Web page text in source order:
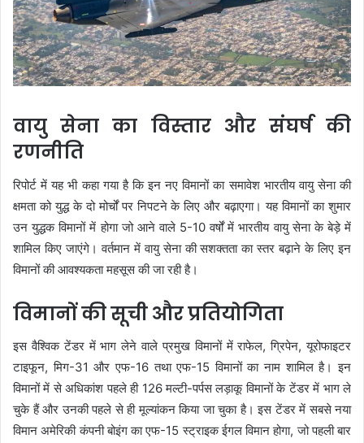
वायु सेना का विस्तार और संघर्ष की
रणनीति
रिपोर्ट में यह भी कहा गया है कि इन नए विमानों का समावेश भारतीय वायु सेना की
क्षमता को युद्ध के दो मोर्चों पर निपटने के लिए और बढ़ाएगा। यह विमानों का शुमार
उन युद्धक विमानों में होगा जो आने वाले 5-10 वर्षों में भारतीय वायु सेना के बेड़े में
शामिल किए जाएंगे। वर्तमान में वायु सेना की सशक्तता का स्तर बढ़ाने के लिए इन
विमानों की आवश्यकता महसूस की जा रही है।
विमानों की सूची और प्रतियोगिता
इस वैश्विक टेंडर में भाग लेने वाले प्रमुख विमानों में राफेल, ग्रिपेन, यूरोफाइटर
टाइफून, मिग-31 और एफ-16 तथा एफ-15 विमानों का नाम शामिल है। इन
विमानों में से अधिकांश पहले ही 126 मल्टी-पर्पस लड़ाकू विमानों के टेंडर में भाग ले
चुके हैं और उनकी पहले से ही मूल्यांकन किया जा चुका है। इस टेंडर में सबसे नया
विमान अमेरिकी कंपनी बोइंग का एफ-15 स्ट्राइक ईगल विमान होगा, जो पहली बार